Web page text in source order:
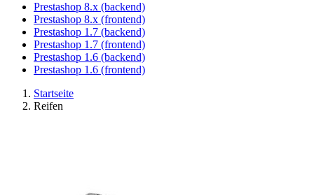
Prestashop 8.x (backend)
Prestashop 8.x (frontend)
Prestashop 1.7 (backend)
Prestashop 1.7 (frontend)
Prestashop 1.6 (backend)
Prestashop 1.6 (frontend)
Startseite
Reifen